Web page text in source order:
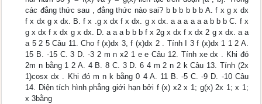
các đẳng thức sau , đẳng thức nào sai? b b b b b b A. f x g x dx
f x dx g x dx. B. f x .g x dx f x dx. g x dx. a a a a a a b b b C. f x
g x dx f x dx g x dx. D. a a a b b b f x 2g x dx f x dx 2 g x dx. a a
a 5 2 5 Câu 11. Cho f (x)dx 3, f (x)dx 2 . Tính I 3 f (x)dx 1 1 2 A.
15 B. -15 C. 3 D. -3 2 m n x2 1 e e Câu 12. Tính xe dx . Khi đó
2m n bằng 1 2 A. 4 B. 8 C. 3 D. 6 4 m 2 n 2 k Câu 13. Tính (2x
1)cosx dx . Khi đó m n k bằng 0 4 A. 11 B. -5 C. -9 D. -10 Câu
14. Diện tích hình phẳng giới hạn bởi f (x) x2 x 1; g(x) 2x 1; x 1;
x 3bằng